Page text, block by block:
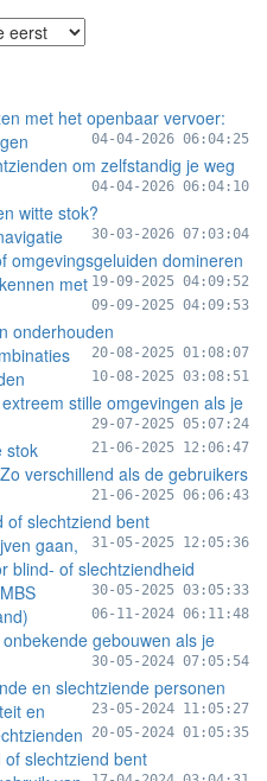
met het openbaar vervoer:
04-04-2026 06:04:25
om zelfstandig je weg
04-04-2026 06:04:10
witte stok?
30-03-2026 07:03:04
omgevingsgeluiden domineren
19-09-2025 04:09:52
met
09-09-2025 04:09:53
onderhouden
20-08-2025 01:08:07
10-08-2025 03:08:51
stille omgevingen als je
29-07-2025 05:07:24
stok 21-06-2025 12:06:47
verschillend als de gebruikers
21-06-2025 06:06:43
of slechtziend bent
31-05-2025 12:05:36
gaan,
blind- of slechtziendheid
30-05-2025 03:05:33
06-11-2024 06:11:48
gebouwen als je
30-05-2024 07:05:54
en slechtziende personen
23-05-2024 11:05:27
en
20-05-2024 01:05:35
slechtziend bent